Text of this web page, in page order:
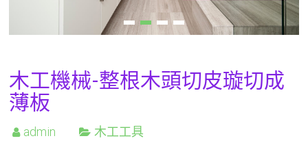
木工機械-整根木頭切皮璇切成
薄板
admin 木工工具